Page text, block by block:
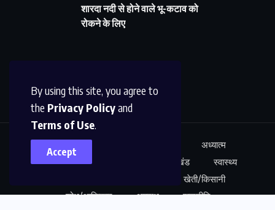
By using this site, you agree to
the Privacy Policyand
Terms of Use.
Accept
शारदा नदी से होने वाले भू-कटाव को
रोकने के लिए
ऊधम सिंह नगर
अध्यात्म
कारोबार
अपराध उत्तराखंड
स्वास्थ्य
खेती/किसानी
शोध/आविष्कार
अपराध राजनीति